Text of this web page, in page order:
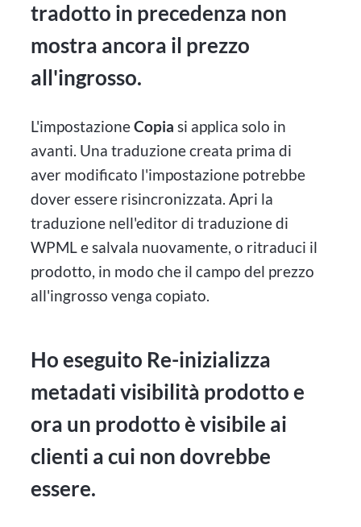
tradotto in precedenza non
mostra ancora il prezzo
all'ingrosso.
L'impostazioneCopia si applica solo in
avanti. Una traduzione creata prima di
aver modificato l'impostazione potrebbe
dover essere risincronizzata. Apri la
traduzione nell'editor di traduzione di
WPML e salvala nuovamente, o ritraduci il
prodotto, in modo che il campo del prezzo
all'ingrosso venga copiato.
Ho eseguito Re-inizializza
metadati visibilità prodotto e
ora un prodotto è visibile ai
clienti a cui non dovrebbe
essere.